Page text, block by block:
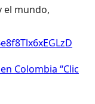
el mundo,
Colombia “Clic